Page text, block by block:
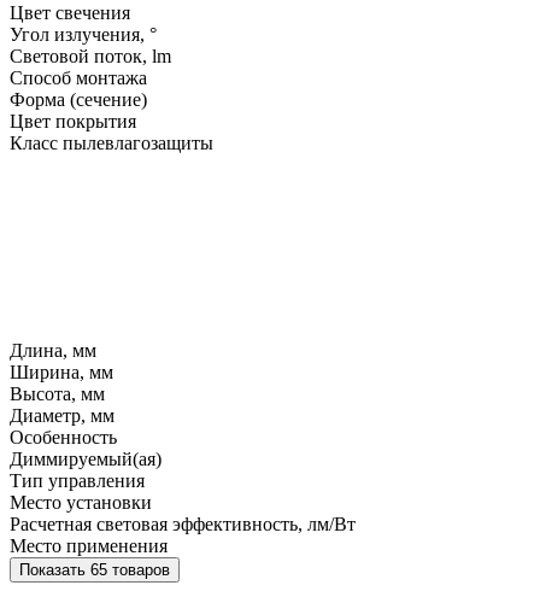
Цвет свечения
Угол излучения, °
Световой поток, lm
Способ монтажа
Форма (сечение)
Цвет покрытия
Класс пылевлагозащиты
Длина, мм
Ширина, мм
Высота, мм
Диаметр, мм
Особенность
Диммируемый(ая)
Тип управления
Место установки
Расчетная световая эффективность, лм/Вт
Место применения
Показать 65 товаров